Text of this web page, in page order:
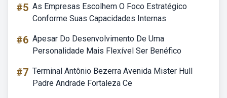
#5 As Empresas Escolhem O Foco Estratégico
Conforme Suas Capacidades Internas
#6 Apesar Do Desenvolvimento De Uma
Personalidade Mais Flexível Ser Benéfico
#7 Terminal Antônio Bezerra Avenida Mister Hull
Padre Andrade Fortaleza Ce